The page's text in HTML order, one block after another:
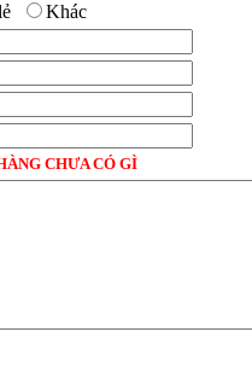
Khác
CHƯA CÓ GÌ